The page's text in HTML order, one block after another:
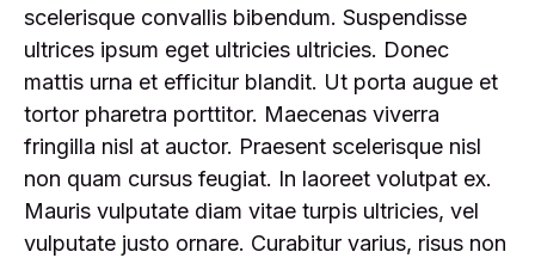
scelerisque convallis bibendum. Suspendisse
ultrices ipsum eget ultricies ultricies. Donec
mattis urna et efficitur blandit. Ut porta augue et
tortor pharetra porttitor. Maecenas viverra
fringilla nisl at auctor. Praesent scelerisque nisl
non quam cursus feugiat. In laoreet volutpat ex.
Mauris vulputate diam vitae turpis ultricies, vel
vulputate justo ornare. Curabitur varius, risus non